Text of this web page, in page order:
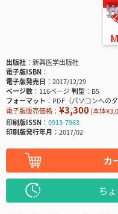
出版社
新興医学出版社
電子版ISBN
電子版発売日
2017/12/29
ページ数
116ページ判型
B5
フォーマット
PDF（パソコンへの
電子版販売価格： ¥3,300(本体
印刷版ISSN
0913-7963
印刷版発行年月
2017/02
カ
ち